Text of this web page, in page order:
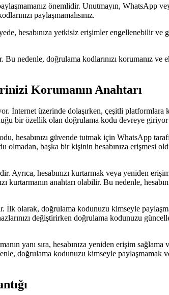
önemlidir. Unutmayın, WhatsApp
paylaşmamalısınız.
hesabınıza yetkisiz erişimler engellenebilir ve
nedenle, doğrulama kodlarınızı korumanız ve
Korumanın Anahtarı
İnternet üzerinde dolaşırken, çeşitli
bir özellik olan doğrulama kodu devreye
hesabınızı güvende tutmak için WhatsApp
başka bir kişinin hesabınıza erişmesi
Ayrıca, hesabınızı kurtarmak veya yeniden
kurtarmanın anahtarı olabilir. Bu nedenle,
olarak, doğrulama kodunuzu kimseyle
değiştirirken doğrulama kodunuzu
yanı sıra, hesabınıza yeniden erişim
doğrulama kodunuzu kimseyle paylaşmamak